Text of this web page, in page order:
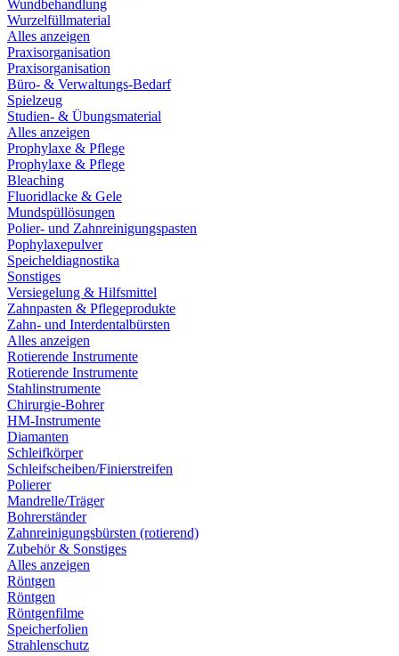
Wundbehandlung
Wurzelfüllmaterial
Alles anzeigen
Praxisorganisation
Praxisorganisation
Büro- & Verwaltungs-Bedarf
Spielzeug
Studien- & Übungsmaterial
Alles anzeigen
Prophylaxe & Pflege
Prophylaxe & Pflege
Bleaching
Fluoridlacke & Gele
Mundspüllösungen
Polier- und Zahnreinigungspasten
Pophylaxepulver
Speicheldiagnostika
Sonstiges
Versiegelung & Hilfsmittel
Zahnpasten & Pflegeprodukte
Zahn- und Interdentalbürsten
Alles anzeigen
Rotierende Instrumente
Rotierende Instrumente
Stahlinstrumente
Chirurgie-Bohrer
HM-Instrumente
Diamanten
Schleifkörper
Schleifscheiben/Finierstreifen
Polierer
Mandrelle/Träger
Bohrerständer
Zahnreinigungsbürsten (rotierend)
Zubehör & Sonstiges
Alles anzeigen
Röntgen
Röntgen
Röntgenfilme
Speicherfolien
Strahlenschutz